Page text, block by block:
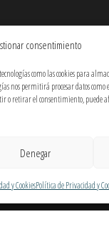
consentimiento
como las cookies para
nos permitirá procesar datos
o retirar el consentimiento, puede
Denegar
y CookiesPolítica de Privacidad y